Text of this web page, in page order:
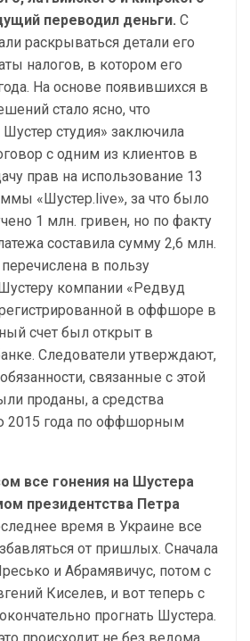
переводил деньги. С
раскрываться детали его
налогов, в котором его
На основе появившихся в
стало ясно, что
студия» заключила
с одним из клиентов в
прав на использование 13
«Шустер.live», за что было
1 млн. гривен, но по факту
составила сумму 2,6 млн.
в пользу
компании «Редвуд
в оффшоре в
счет был открыт в
Следователи утверждают,
связанные с этой
проданы, а средства
2015 года по оффшорным
все гонения на Шустера
президентства Петра
время в Украине все
от пришлых. Сначала
и Абрамявичус, потом с
Киселев, и вот теперь с
прогнать Шустера.